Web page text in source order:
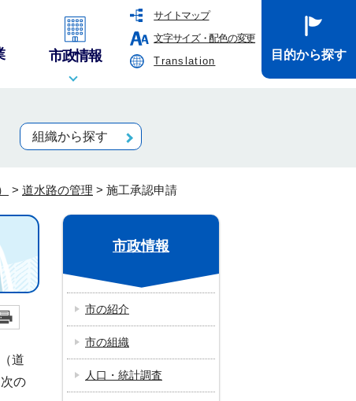
サイトマップ
文字サイズ・配色の変更
Translation
市政情報 目的から探す
組織から探す
> 道水路の管理 > 施工承認申請
道
の
市政情報
市の紹介
市の組織
人口・統計調査